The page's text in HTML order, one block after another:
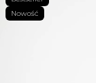
Nowość